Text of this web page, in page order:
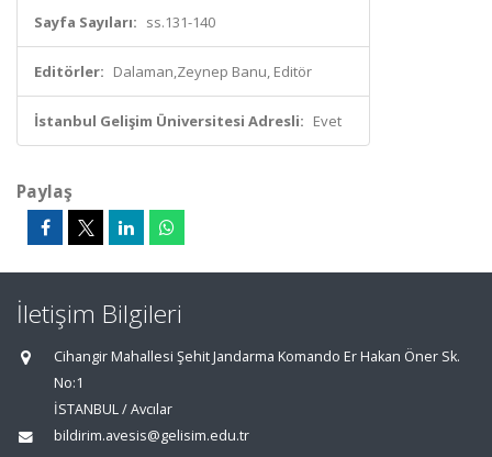
Sayfa Sayıları: ss.131-140
Editörler: Dalaman,Zeynep Banu, Editör
İstanbul Gelişim Üniversitesi Adresli: Evet
Paylaş
İletişim Bilgileri
Cihangir Mahallesi Şehit Jandarma Komando Er Hakan Öner Sk.
No:1
İSTANBUL / Avcılar
bildirim.avesis@gelisim.edu.tr